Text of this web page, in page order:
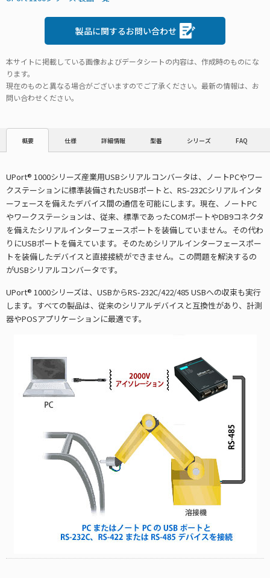
製品に関するお問い合わせ
本サイトに掲載している画像およびデータシートの内容は、作成時のものにな
ります。
現在のものと異なる場合がございますのでご了承ください。最新の情報は、お
問い合わせください。
概要 仕様 詳細情報 型番 シリーズ FAQ
UPort® 1000シリーズ産業用USBシリアルコンバータは、ノートPCやワー
クステーションに標準装備されたUSBポートと、RS-232Cシリアルインタ
ーフェースを備えたデバイス間の通信を可能にします。現在、ノートPC
やワークステーションは、従来、標準であったCOMポートやDB9コネクタ
を備えたシリアルインターフェースポートを装備していません。その代わ
りにUSBポートを備えています。そのためシリアルインターフェースポー
トを装備したデバイスと直接接続ができません。この問題を解決するの
がUSBシリアルコンバータです。
UPort® 1000シリーズは、USBからRS-232C/422/485 USBへの収束も実行
します。すべての製品は、従来のシリアルデバイスと互換性があり、計測
器やPOSアプリケーションに最適です。